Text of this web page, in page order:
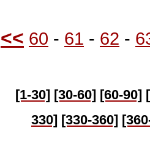
<< 60 - 61 - 62 -
[1-30] [30-60] [60-90]
330] [330-360]